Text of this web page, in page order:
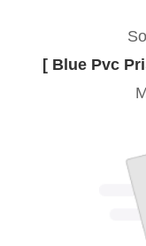
[ Blue Pvc